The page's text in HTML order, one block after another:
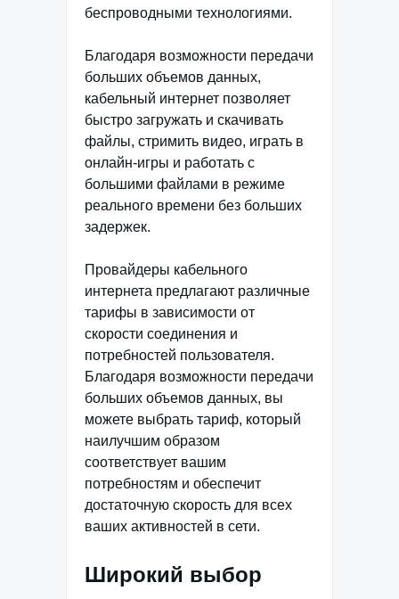
беспроводными технологиями.
Благодаря возможности передачи
больших объемов данных,
кабельный интернет позволяет
быстро загружать и скачивать
файлы, стримить видео, играть в
онлайн-игры и работать с
большими файлами в режиме
реального времени без больших
задержек.
Провайдеры кабельного
интернета предлагают различные
тарифы в зависимости от
скорости соединения и
потребностей пользователя.
Благодаря возможности передачи
больших объемов данных, вы
можете выбрать тариф, который
наилучшим образом
соответствует вашим
потребностям и обеспечит
достаточную скорость для всех
ваших активностей в сети.
Широкий выбор